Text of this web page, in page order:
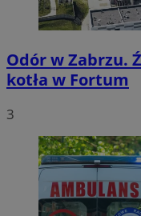
Odór w Zabrzu.
kotła w Fortum
3